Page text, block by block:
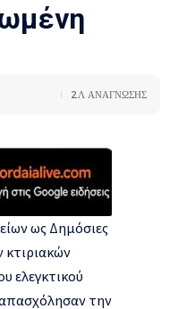
2Λ ΑΝΑΓΝΩΣΗΣ
ως Δημόσιες
κτιριακών
ελεγκτικού
την